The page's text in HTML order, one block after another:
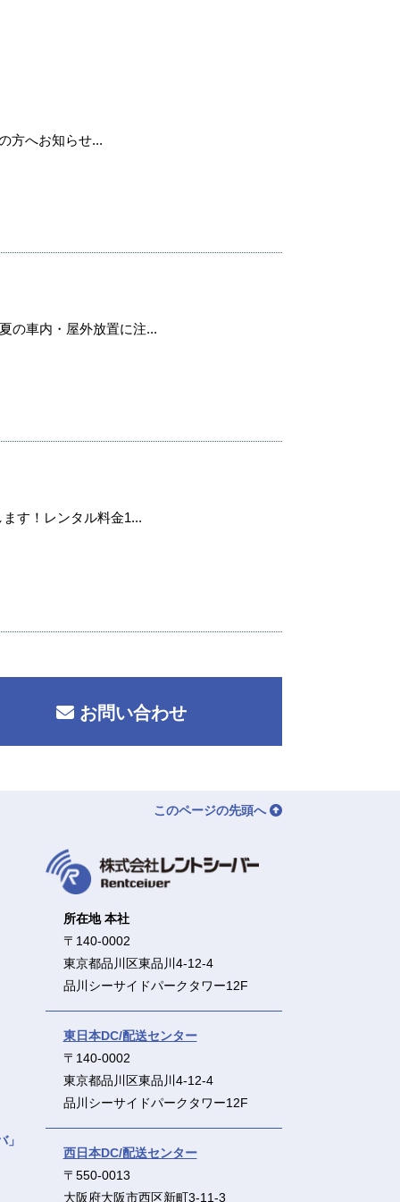
方へお知らせ...
の車内・屋外放置に注...
す！レンタル料金1...
お問い合わせ
このページの先頭へ
所在地 本社
〒140-0002
東京都品川区東品川4-12-4
品川シーサイドパークタワー12F
東日本DC/配送センター
〒140-0002
東京都品川区東品川4-12-4
品川シーサイドパークタワー12F
西日本DC/配送センター
〒550-0013
大阪府大阪市西区新町3-11-3